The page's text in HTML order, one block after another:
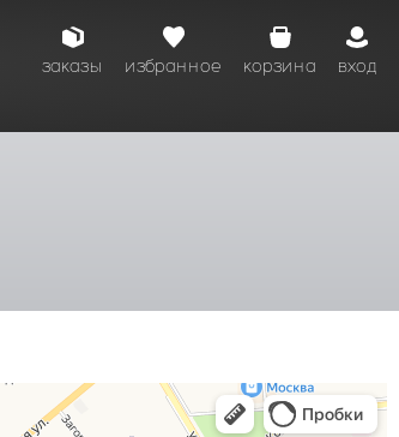
вход
корзина
избранное
заказы